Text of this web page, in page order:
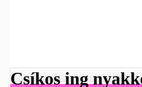
Csíkos ing